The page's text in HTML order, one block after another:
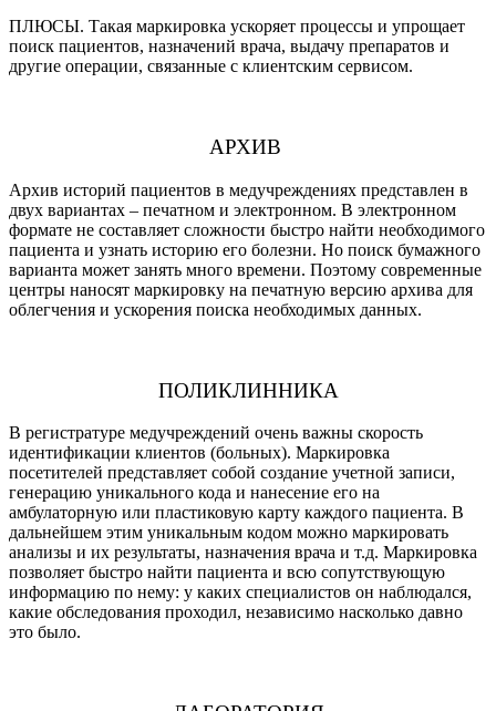
ПЛЮСЫ. Такая маркировка ускоряет процессы и упрощает
поиск пациентов, назначений врача, выдачу препаратов и
другие операции, связанные с клиентским сервисом.
АРХИВ
Архив историй пациентов в медучреждениях представлен в
двух вариантах – печатном и электронном. В электронном
формате не составляет сложности быстро найти необходимого
пациента и узнать историю его болезни. Но поиск бумажного
варианта может занять много времени. Поэтому современные
центры наносят маркировку на печатную версию архива для
облегчения и ускорения поиска необходимых данных.
ПОЛИКЛИННИКА
В регистратуре медучреждений очень важны скорость
идентификации клиентов (больных). Маркировка
посетителей представляет собой создание учетной записи,
генерацию уникального кода и нанесение его на
амбулаторную или пластиковую карту каждого пациента. В
дальнейшем этим уникальным кодом можно маркировать
анализы и их результаты, назначения врача и т.д. Маркировка
позволяет быстро найти пациента и всю сопутствующую
информацию по нему: у каких специалистов он наблюдался,
какие обследования проходил, независимо насколько давно
это было.